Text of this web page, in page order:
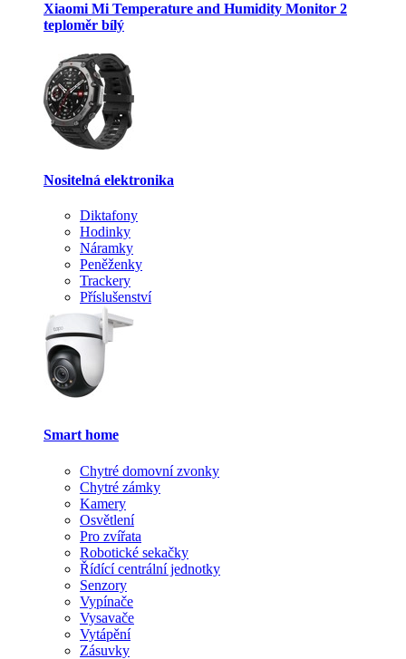
Xiaomi Mi Temperature and Humidity Monitor 2
teploměr bílý
Nositelná elektronika
Diktafony
Hodinky
Náramky
Peněženky
Trackery
Příslušenství
Smart home
Chytré domovní zvonky
Chytré zámky
Kamery
Osvětlení
Pro zvířata
Robotické sekačky
Řídící centrální jednotky
Senzory
Vypínače
Vysavače
Vytápění
Zásuvky